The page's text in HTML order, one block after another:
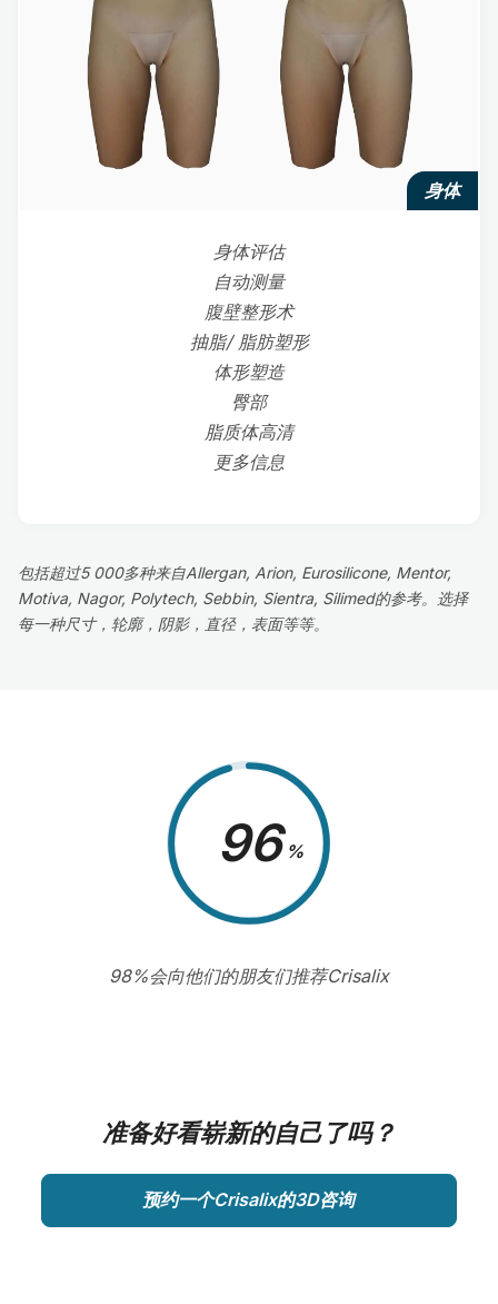
身体
身体评估
自动测量
腹壁整形术
抽脂/ 脂肪塑形
体形塑造
臀部
脂质体高清
更多信息
包括超过5 000多种来自Allergan, Arion, Eurosilicone, Mentor,
Motiva, Nagor, Polytech, Sebbin, Sientra, Silimed的参考。选择
每一种尺寸，轮廓，阴影，直径，表面等等。
98 %
98%会向他们的朋友们推荐Crisalix
准备好看崭新的自己了吗？
预约一个Crisalix的3D咨询